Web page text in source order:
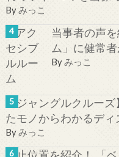
Byみっこ
当事者の声
ム」に健常
Byみっこ
【ジャングルクルー
たモノからわかるデ
Byみっこ